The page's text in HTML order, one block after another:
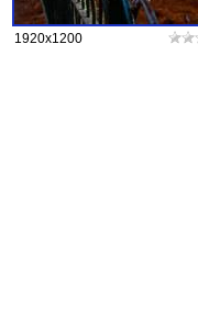
1920x1200